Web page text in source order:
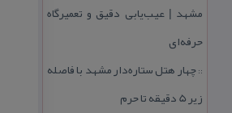
مشهد | عیب‌یابی دقیق و تعمیرگاه
حرفه‌ای
::چهار هتل‌ ستاره‌دار مشهد با فاصله
زیر 5 دقیقه تا حرم